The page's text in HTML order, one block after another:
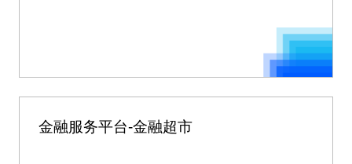
金融服务平台-金融超市